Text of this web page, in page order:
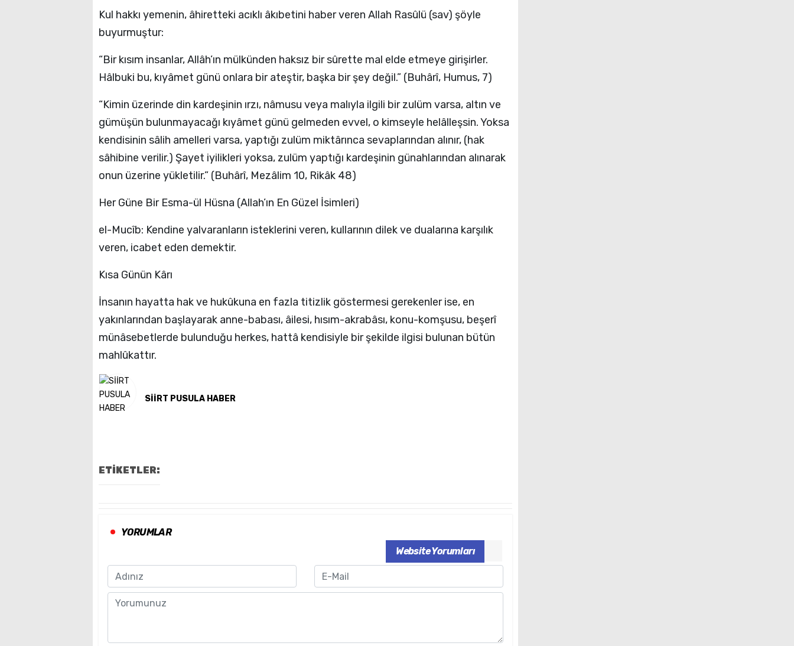
Kul hakkı yemenin, âhiretteki acıklı âkıbetini haber veren Allah Rasûlü (sav) şöyle
buyurmuştur:
“Bir kısım insanlar, Allâh’ın mülkünden haksız bir sûrette mal elde etmeye girişirler.
Hâlbuki bu, kıyâmet günü onlara bir ateştir, başka bir şey değil.” (Buhârî, Humus, 7)
“Kimin üzerinde din kardeşinin ırzı, nâmusu veya malıyla ilgili bir zulüm varsa, altın ve
gümüşün bulunmayacağı kıyâmet günü gelmeden evvel, o kimseyle helâlleşsin. Yoksa
kendisinin sâlih amelleri varsa, yaptığı zulüm miktârınca sevaplarından alınır, (hak
sâhibine verilir.) Şayet iyilikleri yoksa, zulüm yaptığı kardeşinin günahlarından alınarak
onun üzerine yükletilir.” (Buhârî, Mezâlim 10, Rikâk 48)
Her Güne Bir Esma-ül Hüsna (Allah’ın En Güzel İsimleri)
el-Mucîb: Kendine yalvaranların isteklerini veren, kullarının dilek ve dualarına karşılık
veren, icabet eden demektir.
Kısa Günün Kârı
İnsanın hayatta hak ve hukûkuna en fazla titizlik göstermesi gerekenler ise, en
yakınlarından başlayarak anne-babası, âilesi, hısım-akrabâsı, konu-komşusu, beşerî
münâsebetlerde bulunduğu herkes, hattâ kendisiyle bir şekilde ilgisi bulunan bütün
mahlûkattır.
SİİRT PUSULA HABER
ETİKETLER:
YORUMLAR
Website Yorumları
Name
Email
Comment